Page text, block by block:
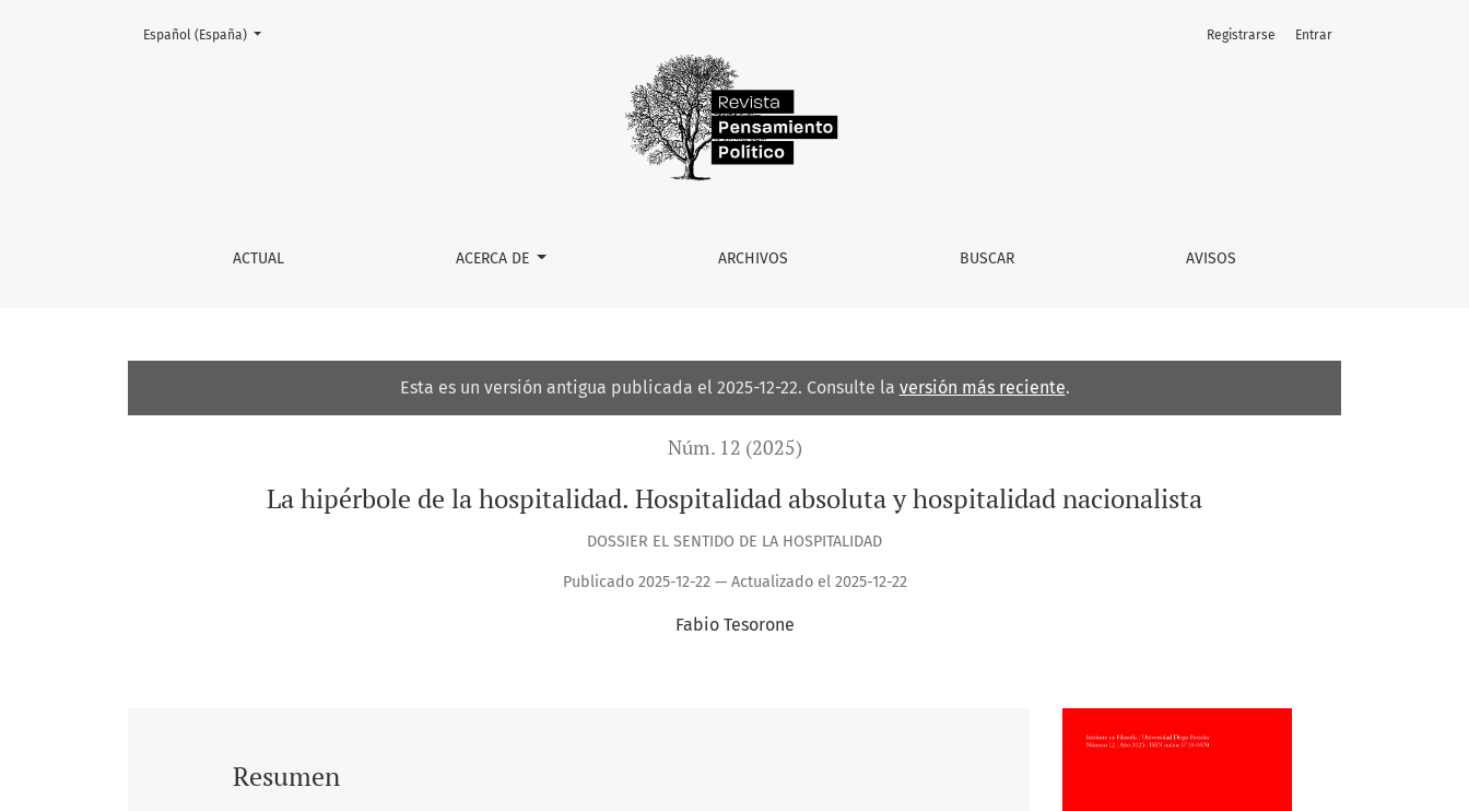
La hipérbole de la hospitalidad. Hospitalidad absoluta y hospitalidad nacionalista
ACTUAL ACERCA DE ARCHIVOS BUSCAR AVISOS
Registrarse Entrar
Cambiar el idioma. El actual es:
Español (España)
Esta es un versión antigua publicada el 2025-12-22. Consulte la versión más reciente.
Núm. 12 (2025)
La hipérbole de la hospitalidad. Hospitalidad absoluta y hospitalidad nacionalista
DOSSIER EL SENTIDO DE LA HOSPITALIDAD
Publicado 2025-12-22 — Actualizado el 2025-12-22
Fabio Tesorone
Resumen